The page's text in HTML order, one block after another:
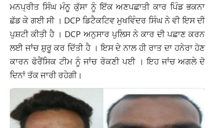
ਮਨਪ੍ਰੀਤ ਸਿੰਘ ਮੰਨੂ ਕੁੱਸਾ ਨੂੰ ਇੱਕ ਅਣਪਛਾਤੀ ਕਾਰ ਪਿੰਡ ਭਕਨਾ
ਛੱਡ ਕੇ ਗਈ ਸੀ । DCP ਡਿਟੈਕਟਿਵ ਮੁਖਵਿੰਦਰ ਸਿੰਘ ਨੇ ਵੀ ਇਸ ਦੀ
ਪੁਸ਼ਟੀ ਕੀਤੀ ਹੈ । DCP ਅਨੁਸਾਰ ਪੁਲਿਸ ਨੇ ਕਾਰ ਦੀ ਪਛਾਣ ਕਰਨ
ਲਈ ਜਾਂਚ ਸ਼ੁਰੂ ਕਰ ਦਿੱਤੀ ਹੈ । ਇਸ ਦੇ ਨਾਲ ਹੀ ਰਾਤ ਦਾ ਹਨੇਰਾ ਹੋਣ
ਕਾਰਨ ਫੋਰੈਂਸਿਕ ਟੀਮ ਨੂੰ ਜਾਂਚ ਰੋਕਣੀ ਪਈ । ਇਹ ਜਾਂਚ ਅਗਲੇ ਦੋ
ਦਿਨਾਂ ਤੱਕ ਜਾਰੀ ਰਹੇਗੀ।